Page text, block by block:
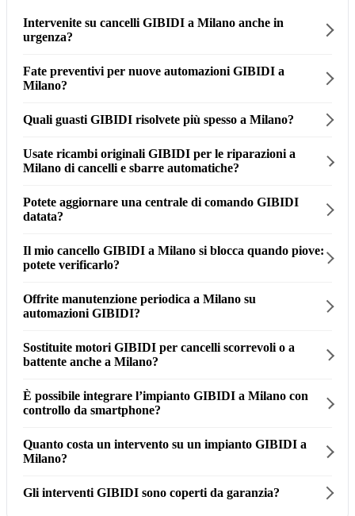
Intervenite su cancelli GIBIDI a Milano anche in
urgenza?
Fate preventivi per nuove automazioni GIBIDI a
Milano?
Quali guasti GIBIDI risolvete più spesso a Milano?
Usate ricambi originali GIBIDI per le riparazioni a
Milano di cancelli e sbarre automatiche?
Potete aggiornare una centrale di comando GIBIDI
datata?
Il mio cancello GIBIDI a Milano si blocca quando piove:
potete verificarlo?
Offrite manutenzione periodica a Milano su
automazioni GIBIDI?
Sostituite motori GIBIDI per cancelli scorrevoli o a
battente anche a Milano?
È possibile integrare l’impianto GIBIDI a Milano con
controllo da smartphone?
Quanto costa un intervento su un impianto GIBIDI a
Milano?
Gli interventi GIBIDI sono coperti da garanzia?